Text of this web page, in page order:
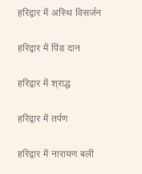
हरिद्वार में अस्थि विसर्जन
हरिद्वार में पिंड दान
हरिद्वार में श्राद्ध
हरिद्वार में तर्पण
हरिद्वार में नारायण बली